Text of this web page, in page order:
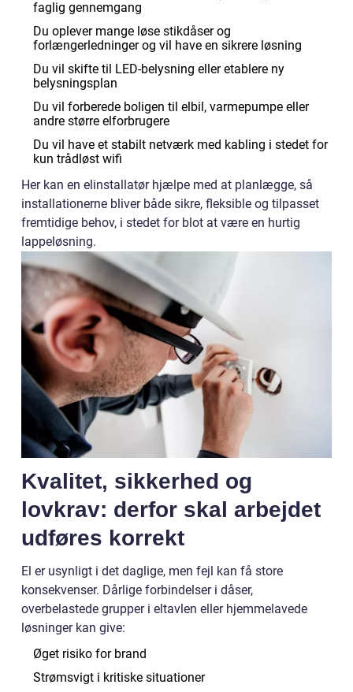
faglig gennemgang
Du oplever mange løse stikdåser og
forlængerledninger og vil have en sikrere løsning
Du vil skifte til LED-belysning eller etablere ny
belysningsplan
Du vil forberede boligen til elbil, varmepumpe eller
andre større elforbrugere
Du vil have et stabilt netværk med kabling i stedet for
kun trådløst wifi
Her kan en elinstallatør hjælpe med at planlægge, så
installationerne bliver både sikre, fleksible og tilpasset
fremtidige behov, i stedet for blot at være en hurtig
lappeløsning.
Kvalitet, sikkerhed og
lovkrav: derfor skal arbejdet
udføres korrekt
El er usynligt i det daglige, men fejl kan få store
konsekvenser. Dårlige forbindelser i dåser,
overbelastede grupper i eltavlen eller hjemmelavede
løsninger kan give:
Øget risiko for brand
Strømsvigt i kritiske situationer